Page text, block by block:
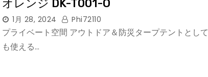
オレンジ DK-T001-O
1月 28, 2024 Phi72110
プライベート空間 アウトドア＆防災タープテントとして
も使える…